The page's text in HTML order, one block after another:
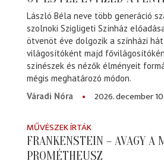
László Béla neve több generáció
szolnoki Szigligeti Színház
ötvenöt éve dolgozik a színházi
világosítóként majd
színészek és nézők élményeit
mégis meghatározó módon.
Váradi Nóra
2026. december 10.
MŰVÉSZEK ÍRTÁK
FRANKENSTEIN – AVAGY A
PROMÉTHEUSZ